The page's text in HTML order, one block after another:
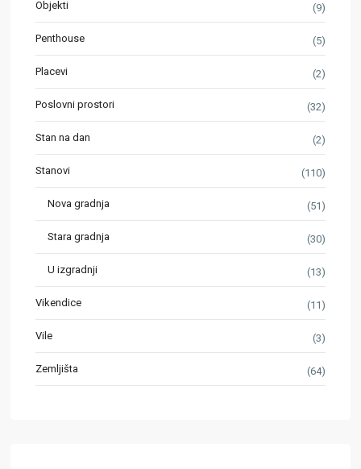
Objekti (9)
Penthouse (5)
Placevi (2)
Poslovni prostori (32)
Stan na dan (2)
Stanovi (110)
Nova gradnja (51)
Stara gradnja (30)
U izgradnji (13)
Vikendice (11)
Vile (3)
Zemljišta (64)